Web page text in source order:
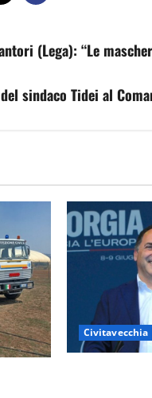
(Lega): “Le
sindaco Tidei al
Civitavecchia